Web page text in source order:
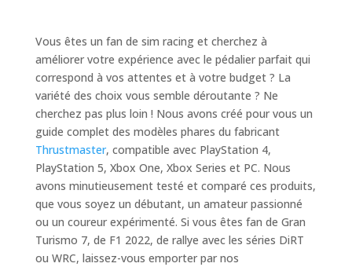
Vous êtes un fan de sim racing et cherchez à
améliorer votre expérience avec le pédalier parfait qui
correspond à vos attentes et à votre budget ? La
variété des choix vous semble déroutante ? Ne
cherchez pas plus loin ! Nous avons créé pour vous un
guide complet des modèles phares du fabricant
Thrustmaster, compatible avec PlayStation 4,
PlayStation 5, Xbox One, Xbox Series et PC. Nous
avons minutieusement testé et comparé ces produits,
que vous soyez un débutant, un amateur passionné
ou un coureur expérimenté. Si vous êtes fan de Gran
Turismo 7, de F1 2022, de rallye avec les séries DiRT
ou WRC, laissez-vous emporter par nos